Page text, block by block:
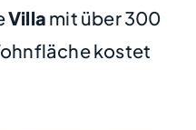
Villa mit über 300
kostet